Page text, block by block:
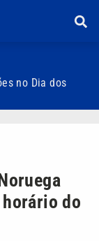
no Dia dos
do